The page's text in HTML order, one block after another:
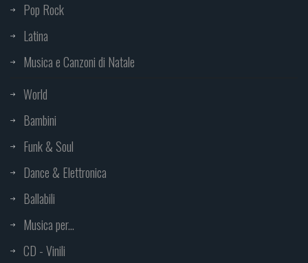
Pop Rock
Latina
Musica e Canzoni di Natale
World
Bambini
Funk & Soul
Dance & Elettronica
Ballabili
Musica per...
CD - Vinili